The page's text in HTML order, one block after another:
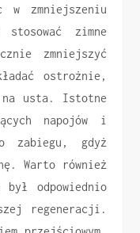
w zmniejszeniu
zimne
zmniejszyć
ostrożnie,
na usta. Istotne
napojów i
zabiegu, gdyż
Warto również
odpowiednio
regeneracji.